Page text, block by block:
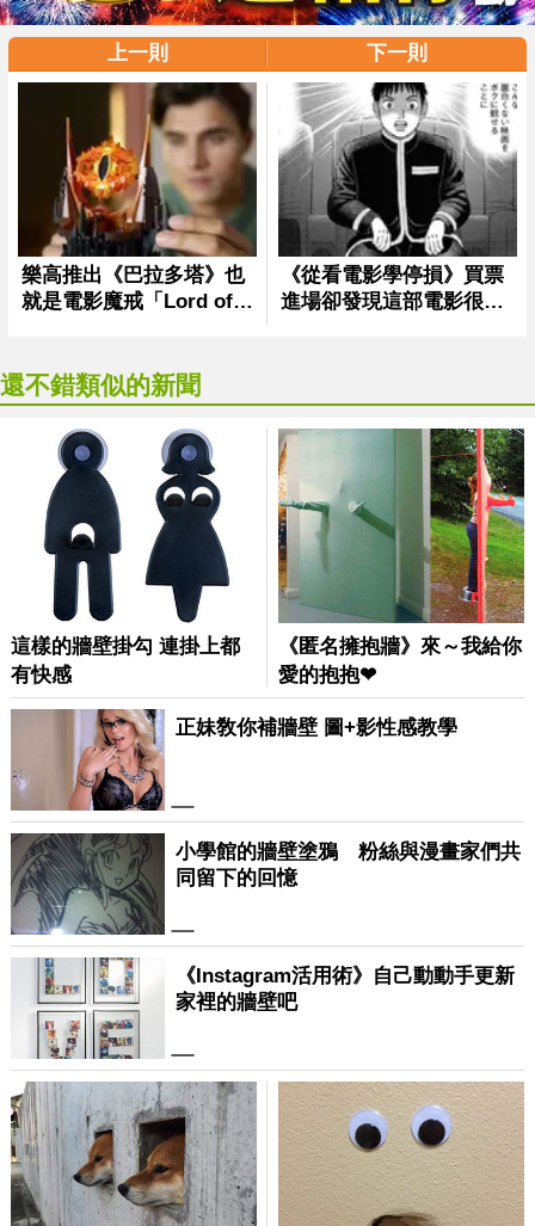
上一則 下一則
還不錯類似的新聞